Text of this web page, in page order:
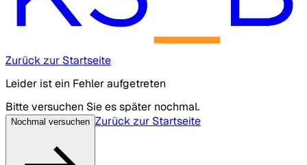
Zurück zur Startseite
Leider ist ein Fehler aufgetreten
Bitte versuchen Sie es später nochmal.
Nochmal versuchen Zurück zur Startseite